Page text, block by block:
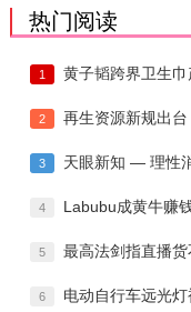
热门阅读
1 黄子韬跨界卫生
2 再生资源新规出
3 天眼新知 — 理性
4 Labubu成黄牛赚
5 最高法剑指直播
6 电动自行车远光